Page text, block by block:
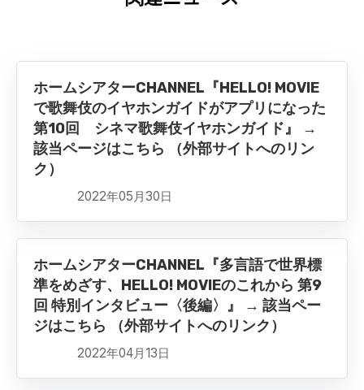
ホームシアターCHANNEL『HELLO! MOVIE
で歌舞伎のイヤホンガイドがアプリになった
第10回 シネマ歌舞伎イヤホンガイド』 →
該当ページはこちら （外部サイトへのリン
ク）
2022年05月30日
ホームシアターCHANNEL『多言語で世界標
準をめざす、HELLO! MOVIEのこれから 第9
回 特別インタビュー〈後編〉』 → 該当ペー
ジはこちら （外部サイトへのリンク）
2022年04月13日